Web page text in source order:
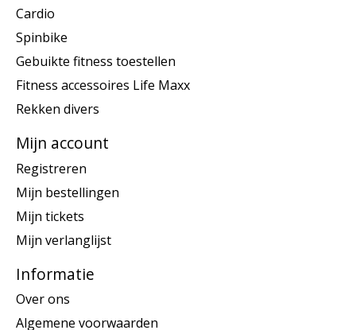
Cardio
Spinbike
Gebuikte fitness toestellen
Fitness accessoires Life Maxx
Rekken divers
Mijn account
Registreren
Mijn bestellingen
Mijn tickets
Mijn verlanglijst
Informatie
Over ons
Algemene voorwaarden